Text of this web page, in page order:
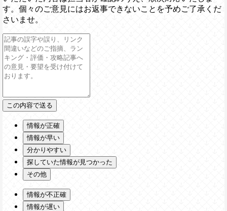
す。個々のご意見にはお返事できないことを予めご了承くだ
さいませ。
情報が正確
情報が早い
分かりやすい
探していた情報が見つかった
その他
情報が不正確
情報が遅い